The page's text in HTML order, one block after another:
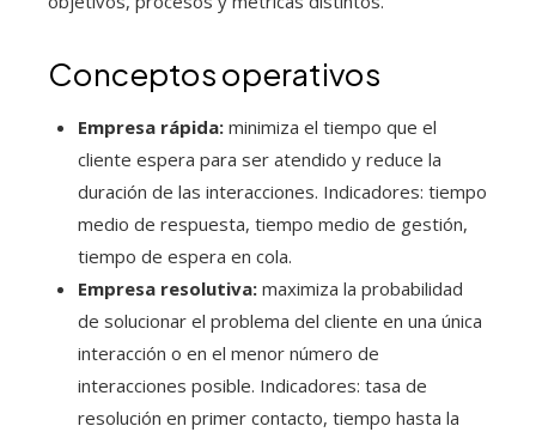
Conceptos operativos
Empresa rápida: minimiza el tiempo que el
cliente espera para ser atendido y reduce la
duración de las interacciones. Indicadores: tiempo
medio de respuesta, tiempo medio de gestión,
tiempo de espera en cola.
Empresa resolutiva: maximiza la probabilidad
de solucionar el problema del cliente en una única
interacción o en el menor número de
interacciones posible. Indicadores: tasa de
resolución en primer contacto, tiempo hasta la